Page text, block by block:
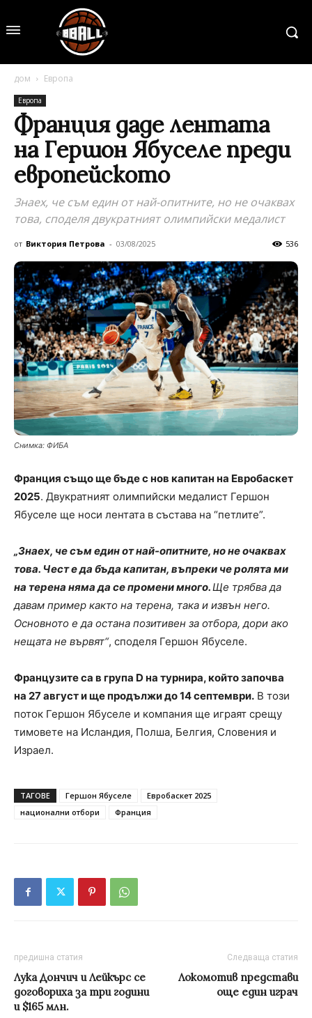
дом Европа
Европа
Франция даде лентата
на Гершон Ябуселе преди
европейското
Знаех, че съм един от най-опитните, но не очаквах
това, споделя двукратният олимпийски медалист
от Виктория Петрова - 03/08/2025 536
Снимка: ФИБА
Франция също ще бъде с нов капитан на Евробаскет
2025. Двукратният олимпийски медалист Гершон
Ябуселе ще носи лентата в състава на “петлите”.
„Знаех, че съм един от най-опитните, но не очаквах
това. Чест е да бъда капитан, въпреки че ролята ми
на терена няма да се промени много.Ще трябва да
давам пример както на терена, така и извън него.
Основното е да остана позитивен за отбора, дори ако
нещата не вървят“, споделя Гершон Ябуселе.
Французите са в група D на турнира, който започва
на 27 август и ще продължи до 14 септември. В този
поток Гершон Ябуселе и компания ще играят срещу
тимовете на Исландия, Полша, Белгия, Словения и
Израел.
ТАГОВЕ Гершон Ябуселе
Евробаскет 2025
национални отбори
Франция
предишна статия
Лука Дончич и Лейкърс се
договориха за три години
и $165 млн.
Следваща статия
Локомотив представи
още един играч